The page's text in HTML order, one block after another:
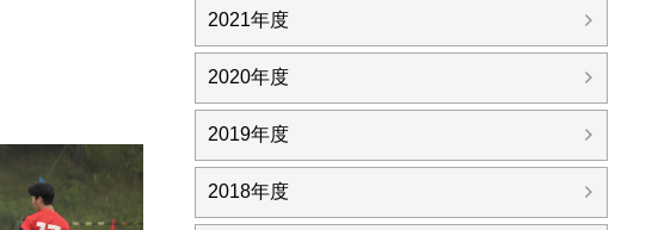
2021年度
2020年度
2019年度
2018年度